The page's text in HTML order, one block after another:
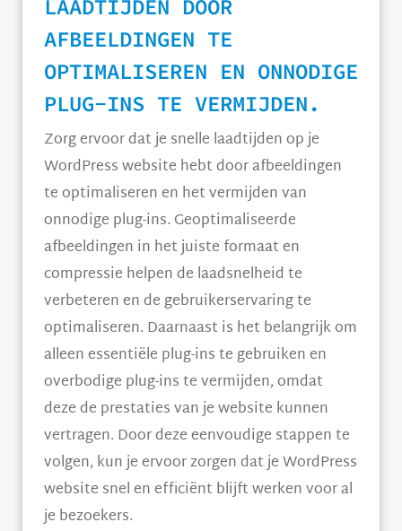
LAADTIJDEN DOOR
AFBEELDINGEN TE
OPTIMALISEREN EN ONNODIGE
PLUG-INS TE VERMIJDEN.
Zorg ervoor dat je snelle laadtijden op je
WordPress website hebt door afbeeldingen
te optimaliseren en het vermijden van
onnodige plug-ins. Geoptimaliseerde
afbeeldingen in het juiste formaat en
compressie helpen de laadsnelheid te
verbeteren en de gebruikerservaring te
optimaliseren. Daarnaast is het belangrijk om
alleen essentiële plug-ins te gebruiken en
overbodige plug-ins te vermijden, omdat
deze de prestaties van je website kunnen
vertragen. Door deze eenvoudige stappen te
volgen, kun je ervoor zorgen dat je WordPress
website snel en efficiënt blijft werken voor al
je bezoekers.